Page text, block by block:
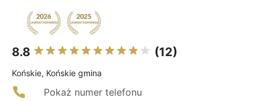
8.8 (12)
Końskie, Końskie gmina
Pokaż numer telefonu